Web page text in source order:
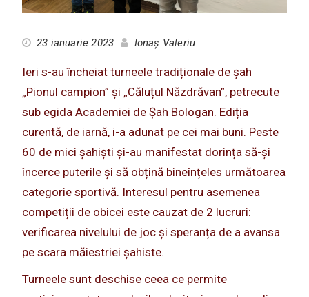
23 ianuarie 2023 Ionaș Valeriu
Ieri s-au încheiat turneele tradiționale de șah
„Pionul campion” și „Căluțul Năzdrăvan”, petrecute
sub egida Academiei de Șah Bologan. Ediția
curentă, de iarnă, i-a adunat pe cei mai buni. Peste
60 de mici șahiști și-au manifestat dorința să-și
încerce puterile și să obțină bineînțeles următoarea
categorie sportivă. Interesul pentru asemenea
competiții de obicei este cauzat de 2 lucruri:
verificarea nivelului de joc și speranța de a avansa
pe scara măiestriei șahiste.
Turneele sunt deschise ceea ce permite